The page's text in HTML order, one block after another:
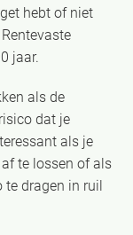
hebt of niet
jaar.
als de
dat je
als je
te lossen of als
te dragen in ruil